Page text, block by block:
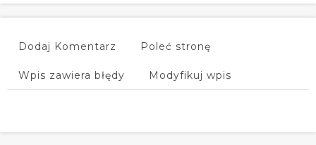
Dodaj Komentarz Poleć stronę
Wpis zawiera błędy Modyfikuj wpis